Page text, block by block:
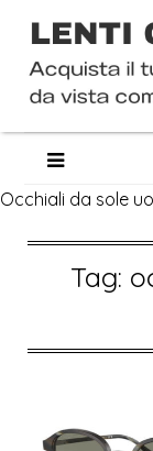
content
Occhiali da sole
Tag: